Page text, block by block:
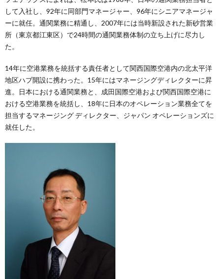
して入社し、92年に同部門マネージャー、96年にシニアマネージャ
ーに就任。通関業務に精通し、2007年には当時新設された新砂営業
所（東京都江東区）で24時間の通関業務体制の立ち上げに尽力し
た。
14年に空港業務を統括する責任者として関西国際空港内の北太平洋
地区ハブ開設に携わった。15年にはマネージングディレクターに昇
進。日本における通関業務と、成田国際空港および関西国際空港に
おける空港業務を統括し、18年に日本のオペレーション業務全てを
担当するマネージング ディレクター、ジャパン オペレーションズに
就任した。